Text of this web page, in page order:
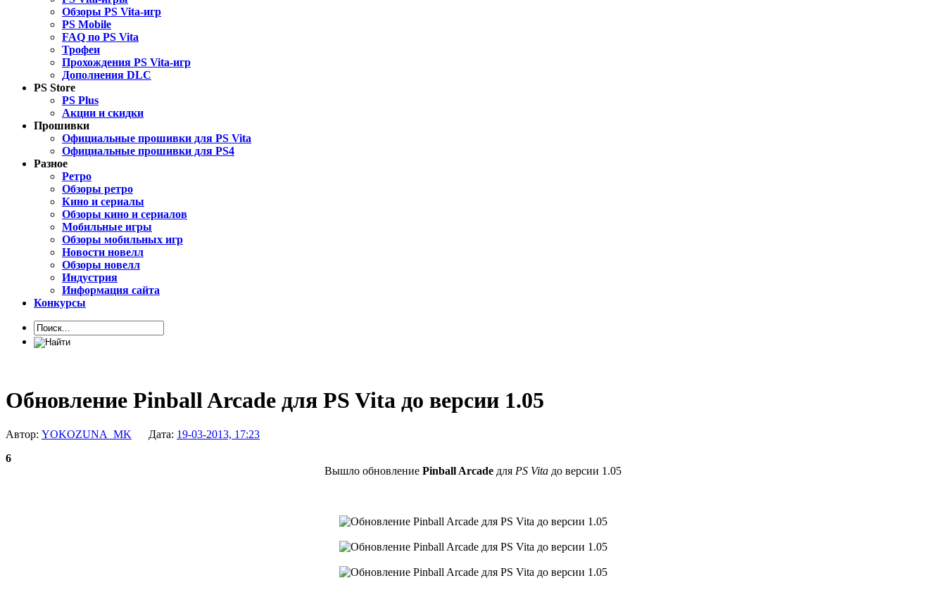
Обзоры PS Vita-игр
PS Mobile
FAQ по PS Vita
Трофеи
Прохождения PS Vita-игр
Дополнения DLC
PS Store
PS Plus
Акции и скидки
Прошивки
Официальные прошивки для PS Vita
Официальные прошивки для PS4
Разное
Ретро
Обзоры ретро
Кино и сериалы
Обзоры кино и сериалов
Мобильные игры
Обзоры мобильных игр
Новости новелл
Обзоры новелл
Индустрия
Информация сайта
Конкурсы
Обновление Pinball Arcade для PS Vita до версии 1.05
Автор: YOKOZUNA_MK Дата: 19-03-2013, 17:23
6
Вышло обновление Pinball Arcade для PS Vita до версии 1.05